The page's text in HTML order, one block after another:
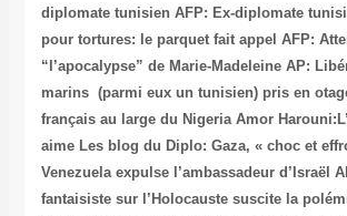
diplomate tunisien AFP: Ex-diplomate
pour tortures: le parquet fait appel AFP:
“l’apocalypse” de Marie-Madeleine AP:
marins (parmi eux un tunisien) pris en
français au large du NigeriaAmor
aime Les blog du Diplo: Gaza, « choc et
Venezuela expulse l’ambassadeur d’Israël
fantaisiste sur l’Holocauste suscite la